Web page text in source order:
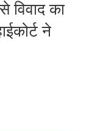
का
ने